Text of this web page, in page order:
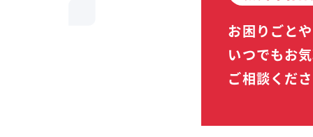
お困りごと
いつでもお
ご相談くだ